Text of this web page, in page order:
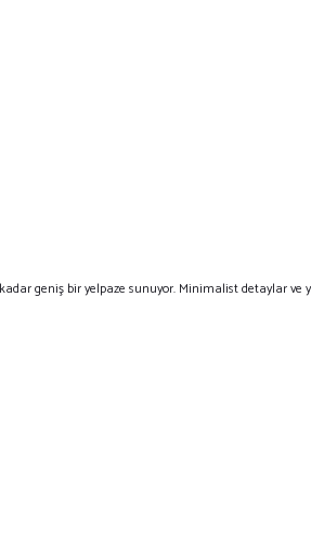
geniş bir yelpaze sunuyor. Minimalist detaylar